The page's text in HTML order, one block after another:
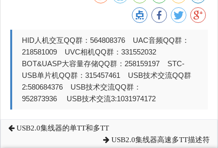
HID人机交互QQ群：564808376 UAC音频QQ群：
218581009 UVC相机QQ群：331552032
BOT&UASP大容量存储QQ群：258159197 STC-
USB单片机QQ群：315457461 USB技术交流QQ群
2:580684376 USB技术交流QQ群：
952873936 USB技术交流3:1031974172
USB2.0集线器的单TT和多TT
USB2.0集线器高速多TT描述符